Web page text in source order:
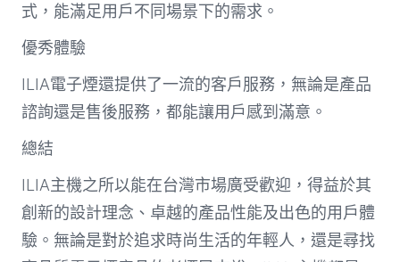
式，能滿足用戶不同場景下的需求。
優秀體驗
ILIA電子煙還提供了一流的客戶服務，無論是產品
諮詢還是售後服務，都能讓用戶感到滿意。
總結
ILIA主機之所以能在台灣市場廣受歡迎，得益於其
創新的設計理念、卓越的產品性能及出色的用戶體
驗。無論是對於追求時尚生活的年輕人，還是尋找